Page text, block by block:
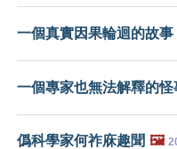
一個真實因果輪迴的故事
一個專家也無法解釋的怪
僞科學家何祚庥趣聞 🖼️